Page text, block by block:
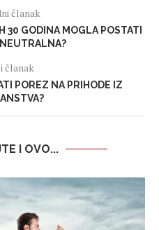
članak
30 GODINA MOGLA POSTATI
članak
POREZ NA PRIHODE IZ
I OVO...